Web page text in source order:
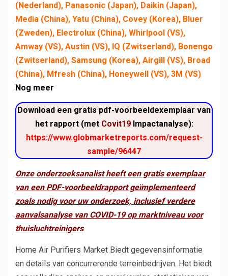
(Nederland), Panasonic (Japan), Daikin (Japan),
Media (China), Yatu (China), Covey (Korea), Bluer
(Zweden), Electrolux (China), Whirlpool (VS),
Amway (VS), Austin (VS), IQ (Zwitserland), Bonengo
(Zwitserland), Samsung (Korea), Airgill (VS), Broad
(China), Mfresh (China), Honeywell (VS), 3M (VS)
Nog meer
Download een gratis pdf-voorbeeldexemplaar van
het rapport (met Covit19Impactanalyse):
https://www.globmarketreports.com/request-
sample/96447
Onze onderzoeksanalist heeft een gratis exemplaar
van een PDF-voorbeeldrapport geïmplementeerd
zoals nodig voor uw onderzoek, inclusief verdere
aanvalsanalyse van COVID-19 op marktniveau voor
thuisluchtreinigers
Home Air Purifiers Market Biedt gegevensinformatie
en details van concurrerende terreinbedrijven. Het biedt